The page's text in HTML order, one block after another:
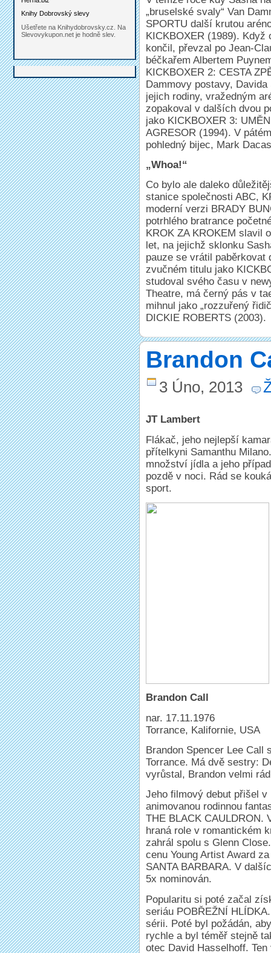
Knihy Dobrovský slevy
Ušetřete na Knihydobrovsky.cz. Na
Slevovykupon.net je hodně slev.
„bruselské svaly“ Van
SPORTU další krutou
KICKBOXER (1989).
končil, převzal po Jean-
béčkařem Albertem
KICKBOXER 2: CESTA
Dammovy postavy,
jejich rodiny, vražedným
zopakoval v dalších dvou
jako KICKBOXER 3:
AGRESOR (1994). V
pohledný bijec, Mark
„Whoa!“
Co bylo ale daleko
stanice společnosti ABC,
moderní verzi BRADY
potrhlého bratrance
KROK ZA KROKEM slavil
let, na jejichž sklonku
pauze se vrátil paběrkovat
zvučném titulu jako
studoval svého času v
Theatre, má černý pás v
mihnul jako „rozzuřený
DICKIE ROBERTS (2003).
Brandon
3 Úno, 2013
JT Lambert
Flákač, jeho nejlepší
přítelkyni Samanthu
množství jídla a jeho
pozdě v noci. Rád se
sport.
Brandon Call
nar. 17.11.1976
Torrance, Kalifornie, USA
Brandon Spencer Lee Call
Torrance. Má dvě sestry:
vyrůstal, Brandon velmi
Jeho filmový debut přišel
animovanou rodinnou
THE BLACK CAULDRON.
hraná role v romantickém
zahrál spolu s Glenn
cenu Young Artist Award
SANTA BARBARA. V
5x nominován.
Popularitu si poté začal
seriáu POBŘEŽNÍ
sérii. Poté byl požádán,
rychle a byl téměř stejně
otec David Hasselhoff.